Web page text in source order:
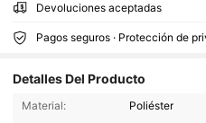
Devoluciones aceptadas
Pagos seguros · Protección de
Detalles Del Producto
Material:
Poliéster
6.6M Seguidores